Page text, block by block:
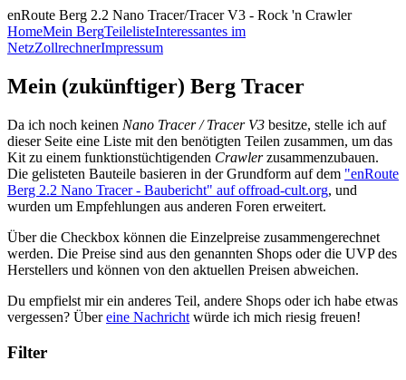
enRoute Berg 2.2 Nano Tracer/Tracer V3 - Rock 'n Crawler
HomeMein BergTeilelisteInteressantes im
NetzZollrechnerImpressum
Mein (zukünftiger) Berg Tracer
Da ich noch keinen Nano Tracer / Tracer V3 besitze, stelle ich auf
dieser Seite eine Liste mit den benötigten Teilen zusammen, um das
Kit zu einem funktionstüchtigenden Crawlerzusammenzubauen.
Die gelisteten Bauteile basieren in der Grundform auf dem "enRoute
Berg 2.2 Nano Tracer - Baubericht" auf offroad-cult.org, und
wurden um Empfehlungen aus anderen Foren erweitert.
Über die Checkbox können die Einzelpreise zusammengerechnet
werden. Die Preise sind aus den genannten Shops oder die UVP des
Herstellers und können von den aktuellen Preisen abweichen.
Du empfielst mir ein anderes Teil, andere Shops oder ich habe etwas
vergessen? Übereine Nachricht würde ich mich riesig freuen!
Filter